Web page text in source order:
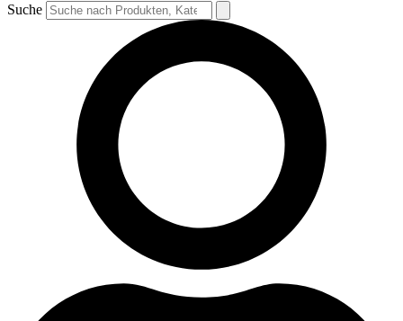
Suche